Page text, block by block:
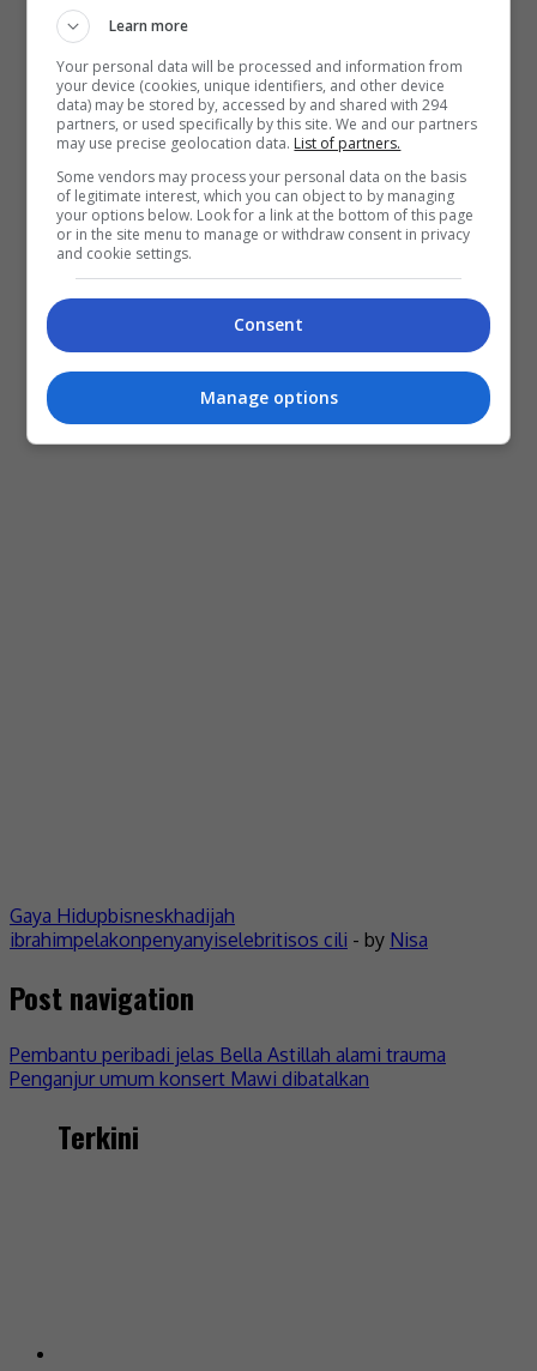
Gaya Hidupbisneskhadijah
ibrahimpelakonpenyanyiselebritisos cili - by Nisa
Post navigation
Pembantu peribadi jelas Bella Astillah alami trauma
Penganjur umum konsert Mawi dibatalkan
Terkini
Learn more
Your personal data will be processed and information from
your device (cookies, unique identifiers, and other device
data) may be stored by, accessed by and shared with 294
partners, or used specifically by this site. We and our partners
may use precise geolocation data. List of partners.
Some vendors may process your personal data on the basis
of legitimate interest, which you can object to by managing
your options below. Look for a link at the bottom of this page
or in the site menu to manage or withdraw consent in privacy
and cookie settings.
Consent
Manage options